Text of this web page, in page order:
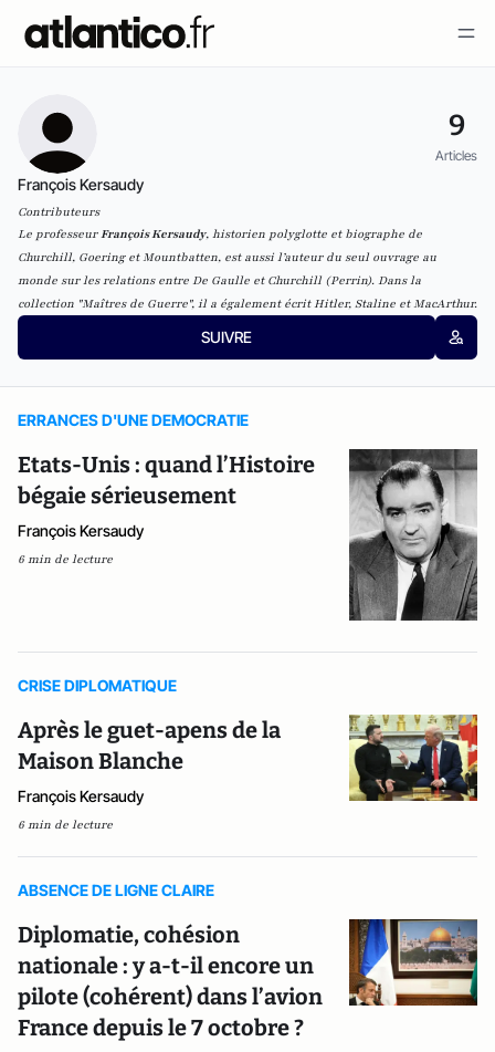
9
Articles
François Kersaudy
Contributeurs
Le professeurFrançois Kersaudy, historien polyglotte et biographe de
Churchill, Goering et Mountbatten, est aussi l’auteur du seul ouvrage au
monde sur les relations entre De Gaulle et Churchill (Perrin). Dans la
collection "Maîtres de Guerre", il a également écritHitler, Staline etMacArthur.
SUIVRE
ERRANCES D'UNE DEMOCRATIE
Etats-Unis : quand l’Histoire
bégaie sérieusement
François Kersaudy
6 min de lecture
CRISE DIPLOMATIQUE
Après le guet-apens de la
Maison Blanche
François Kersaudy
6 min de lecture
ABSENCE DE LIGNE CLAIRE
Diplomatie, cohésion
nationale : y a-t-il encore un
pilote (cohérent) dans l’avion
France depuis le 7 octobre ?